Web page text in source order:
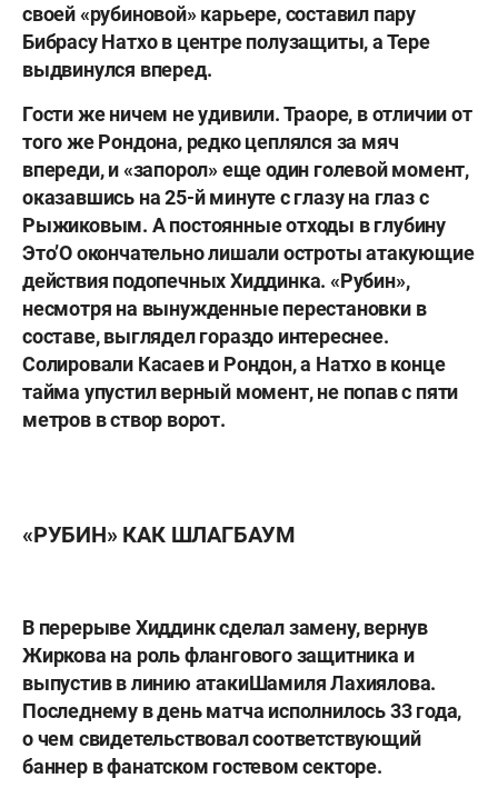
своей «рубиновой» карьере, составил пару
Бибрасу Натхов центре полузащиты, а Тере
выдвинулся вперед.
Гости же ничем не удивили. Траоре, в отличии от
того же Рондона, редко цеплялся за мяч
впереди, и «запорол» еще один голевой момент,
оказавшись на 25-й минуте с глазу на глаз с
Рыжиковым. А постоянные отходы в глубину
Это’О окончательно лишали остроты атакующие
действия подопечных Хиддинка. «Рубин»,
несмотря на вынужденные перестановки в
составе, выглядел гораздо интереснее.
Солировали Касаев и Рондон, а Натхо в конце
тайма упустил верный момент, не попав с пяти
метров в створ ворот.
«РУБИН» КАК ШЛАГБАУМ
В перерыве Хиддинк сделал замену, вернув
Жиркова на роль флангового защитника и
выпустив в линию атакиШамиля Лахиялова.
Последнему в день матча исполнилось 33 года,
о чем свидетельствовал соответствующий
баннер в фанатском гостевом секторе.